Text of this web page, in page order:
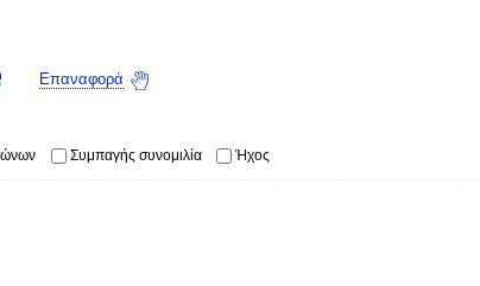
Επαναφορά
Συμπαγής συνομιλία Ήχος